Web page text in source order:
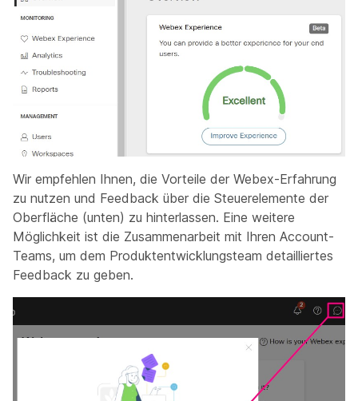
Wir empfehlen Ihnen, die Vorteile der Webex-Erfahrung
zu nutzen und Feedback über die Steuerelemente der
Oberfläche (unten) zu hinterlassen. Eine weitere
Möglichkeit ist die Zusammenarbeit mit Ihren Account-
Teams, um dem Produktentwicklungsteam detailliertes
Feedback zu geben.